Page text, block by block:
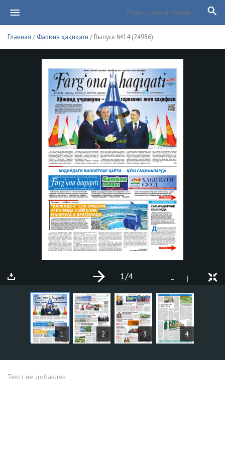
Главная / Фарғона ҳақиқати / Выпуск №14 (24986)
1 2 3 4
- +
1/4
СТАТЬИ
Текст не добавлен